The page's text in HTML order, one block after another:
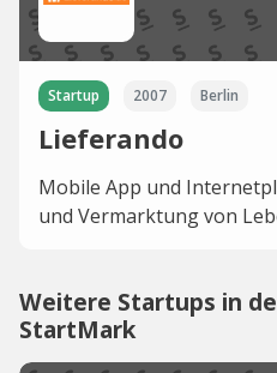
Startup 2007 Berlin
Lieferando
Mobile App und
und Vermarktung von
Weitere Startups in
StartMark